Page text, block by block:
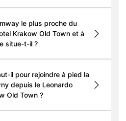
le plus proche du
Krakow Old Town et à
situe-t-il ?
il pour rejoindre à pied la
depuis le Leonardo
Old Town ?